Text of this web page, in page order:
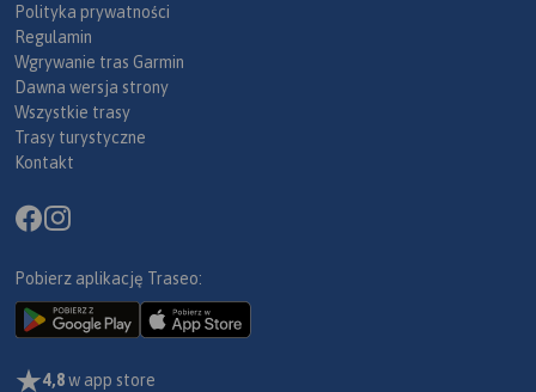
Polityka prywatności
Regulamin
Wgrywanie tras Garmin
Dawna wersja strony
Wszystkie trasy
Trasy turystyczne
Kontakt
Pobierz aplikację Traseo:
4,8w app store